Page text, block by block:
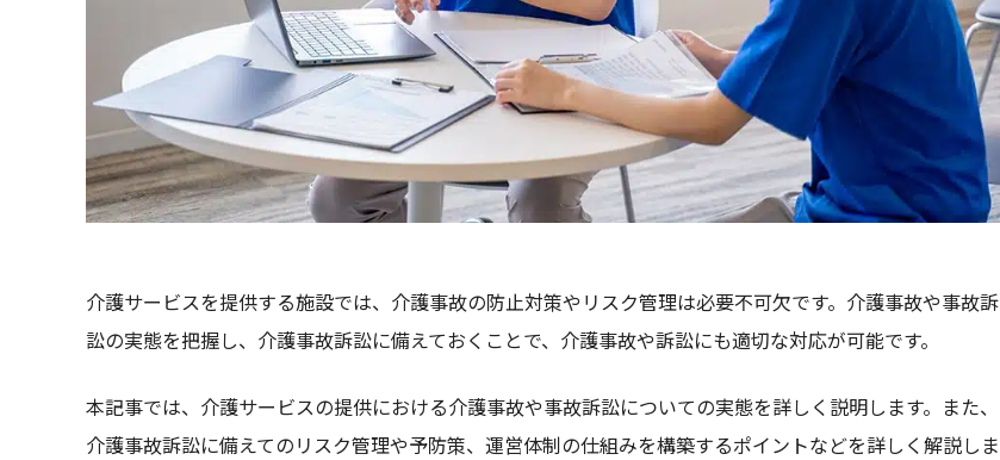
介護サービスを提供する施設では、介護事故の防止対策やリスク管理は必要不可欠です。介護事故や事故訴
訟の実態を把握し、介護事故訴訟に備えておくことで、介護事故や訴訟にも適切な対応が可能です。
本記事では、介護サービスの提供における介護事故や事故訴訟についての実態を詳しく説明します。また、
介護事故訴訟に備えてのリスク管理や予防策、運営体制の仕組みを構築するポイントなどを詳しく解説しま